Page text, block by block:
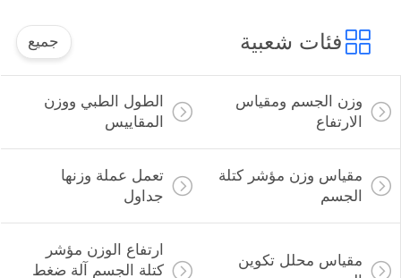
فئات شعبية جميع
وزن الجسم ومقياس
الارتفاع
الطول الطبي ووزن
المقاييس
مقياس وزن مؤشر كتلة
الجسم
تعمل عملة وزنها
جداول
مقياس محلل تكوين
ارتفاع الوزن مؤشر
كتلة الجسم آلة ضغط